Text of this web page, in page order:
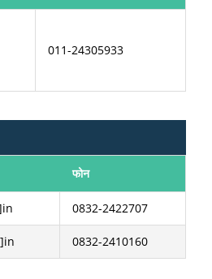
011-24305933
फोन
0832-2422707
0832-2410160